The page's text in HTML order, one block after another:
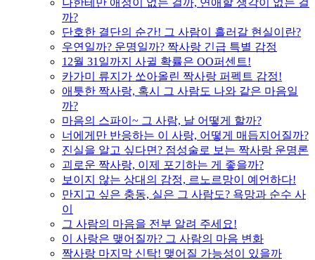
까?
단호한 결단의 순간! 그 사람이 흘러갈 현실이란?
우연일까? 운명일까? 짝사랑 긴급 특별 감정
12월 31일까지 사귈 확률은 OO퍼센트!
카가미 류지가 쏘아올린 짝사랑 퍼펙트 감정!
애틋한 짝사랑, 혹시 그 사람도 나와 같은 마음일
까?
마음의 스파이~ 그 사람, 날 어떻게 할까?
너에게만 반응하는 이 사랑, 어떻게 매듭지어질까?
진실을 알고 싶다면? 점성술로 보는 짝사랑 운명론
괴로운 짝사랑, 이제 포기하는 게 좋을까?
보이지 않는 상대의 감정, 르노르망이 예언하다!
만지고 싶은 충동, 실은 그 사람도? 욕망과 순수 사
이
그 사람의 마음을 전부 알려 주세요!
이 사랑은 맺어질까? 그 사람의 마음 변화
짝사랑 마지막 신탁! 맺어질 가능성이 있을까